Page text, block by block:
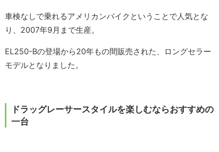
車検なしで乗れるアメリカンバイクということで人気とな
り、2007年9月まで生産。
EL250-Bの登場から20年もの間販売された、ロングセラー
モデルとなりました。
ドラッグレーサースタイルを楽しむならおすすめの
一台